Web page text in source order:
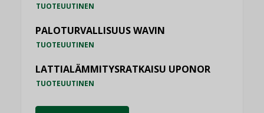
TUOTEUUTINEN
PALOTURVALLISUUS WAVIN
TUOTEUUTINEN
LATTIALÄMMITYSRATKAISU UPONOR
TUOTEUUTINEN